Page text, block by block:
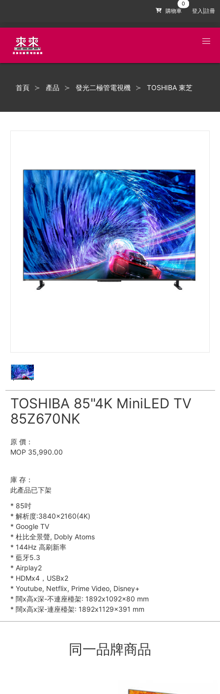
購物車 登入|註冊
首頁 產品 發光二極管電視機 TOSHIBA 東芝
TOSHIBA 85"4K MiniLED TV
85Z670NK
原 價：
MOP 35,990.00
庫 存：
此產品已下架
* 85吋
* 解析度:3840×2160(4K)
* Google TV
* 杜比全景聲, Dobly Atoms
* 144Hz 高刷新率
* 藍牙5.3
* Airplay2
* HDMx4，USBx2
* Youtube, Netflix, Prime Video, Disney+
* 闊x高x深-不連座檯架: 1892x1092x80 mm
* 闊x高x深-連座檯架: 1892x1129x391 mm
同一品牌商品